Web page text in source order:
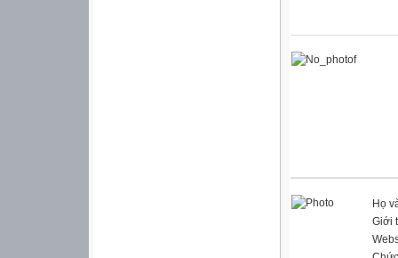
Họ
Giới